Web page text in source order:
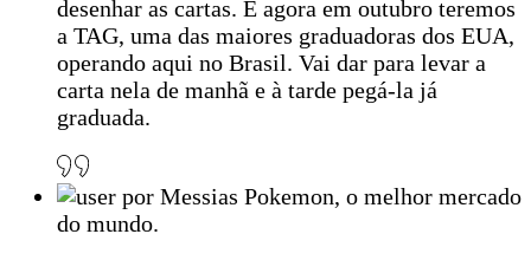
desenhar as cartas. E agora em outubro teremos
a TAG, uma das maiores graduadoras dos EUA,
operando aqui no Brasil. Vai dar para levar a
carta nela de manhã e à tarde pegá-la já
graduada.
por Messias Pokemon, o melhor mercado
do mundo.